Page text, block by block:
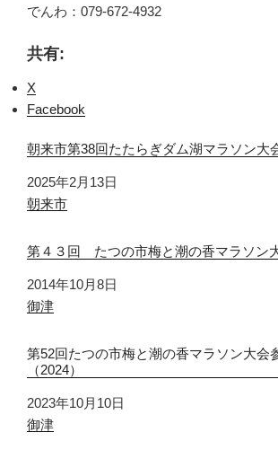
でんわ：079-672-4932
共有:
X
Facebook
朝来市第38回たたらぎダム湖マラソン大
日付
2025年2月13日
関連理由
朝来市
第４３回 たつの市梅と潮の香マラソン
日付
2014年10月8日
関連理由
御津
第52回たつの市梅と潮の香マラソン大会
（2024）
日付
2023年10月10日
関連理由
御津